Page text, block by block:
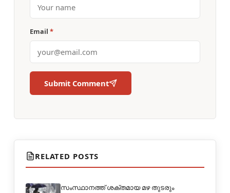
Email *
Submit Comment
RELATED POSTS
സംസ്ഥാനത്ത് ശക്തമായ മഴ തുടരും